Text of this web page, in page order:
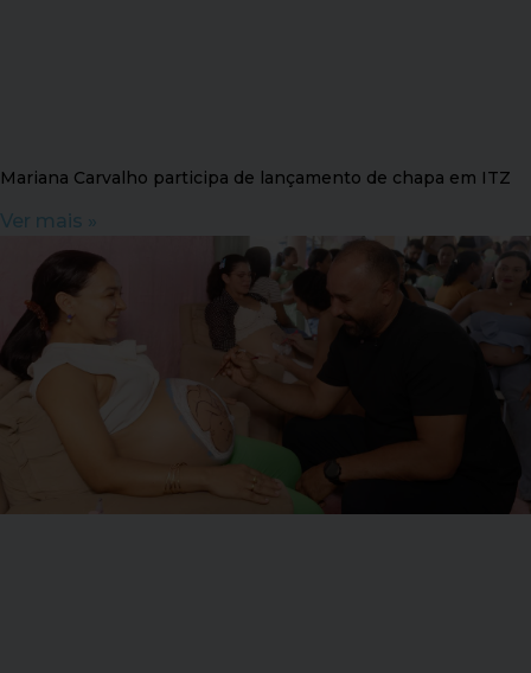
Mariana Carvalho participa de lançamento de chapa em ITZ
Ver mais »